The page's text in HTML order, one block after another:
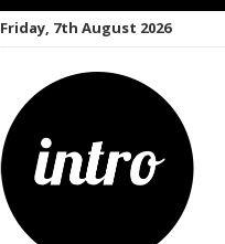
Friday, 7th August 2026